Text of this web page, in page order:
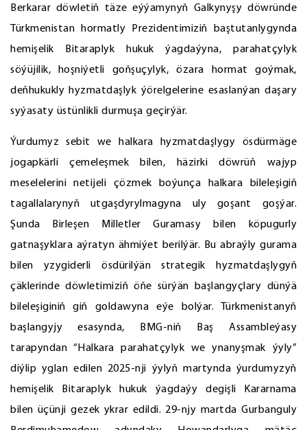
Berkarar döwletiň täze eýýamynyň Galkynyşy döwründe
Türkmenistan hormatly Prezidentimiziň baştutanlygynda
hemişelik Bitaraplyk hukuk ýagdaýyna, parahatçylyk
söýüjilik, hoşniýetli goňşuçylyk, özara hormat goýmak,
deňhukukly hyzmatdaşlyk ýörelgelerine esaslanýan daşary
syýasaty üstünlikli durmuşa geçirýär.
Ýurdumyz sebit we halkara hyzmatdaşlygy ösdürmäge
jogapkärli çemeleşmek bilen, häzirki döwrüň wajyp
meselelerini netijeli çözmek boýunça halkara bileleşigiň
tagallalarynyň utgaşdyrylmagyna uly goşant goşýar.
Şunda Birleşen Milletler Guramasy bilen köpugurly
gatnaşyklara aýratyn ähmiýet berilýär. Bu abraýly gurama
bilen yzygiderli ösdürilýän strategik hyzmatdaşlygyň
çäklerinde döwletimiziň öňe sürýän başlangyçlary dünýä
bileleşiginiň giň goldawyna eýe bolýar. Türkmenistanyň
başlangyjy esasynda, BMG-niň Baş Assambleýasy
tarapyndan “Halkara parahatçylyk we ynanyşmak ýyly”
diýlip yglan edilen 2025-nji ýylyň martynda ýurdumyzyň
hemişelik Bitaraplyk hukuk ýagdaýy degişli Kararnama
bilen üçünji gezek ykrar edildi. 29-njy martda Gurbanguly